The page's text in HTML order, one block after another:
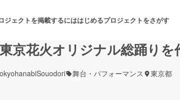
ジェクトを掲載するにははじめるプロジェクトをさがす
京花火オリジナル総踊りを
舞台・パフォーマンス 東京都